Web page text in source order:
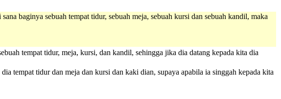
baginya sebuah tempat tidur, sebuah meja, sebuah kursi dan sebuah kandil, maka
tempat tidur, meja, kursi, dan kandil, sehingga jika dia datang kepada kita dia
tempat tidur dan meja dan kursi dan kaki dian, supaya apabila ia singgah kepada kita